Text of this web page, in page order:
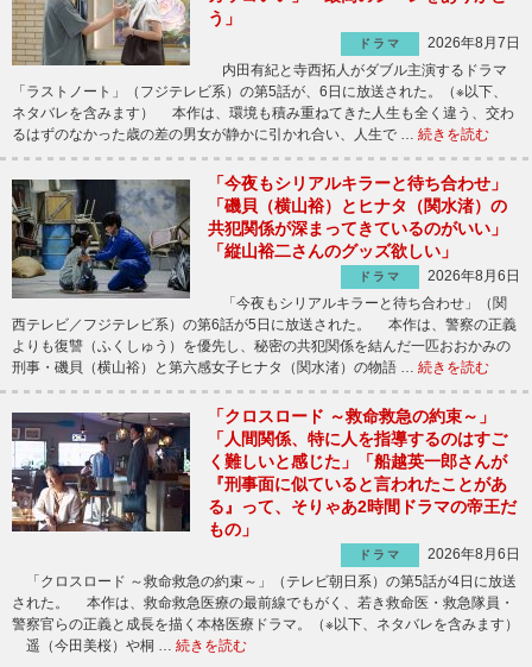
う」
ドラマ
2026年8月7日
内田有紀と寺西拓人がダブル主演するドラマ
「ラストノート」（フジテレビ系）の第5話が、6日に放送された。（※以下、
ネタバレを含みます） 本作は、環境も積み重ねてきた人生も全く違う、交わ
るはずのなかった歳の差の男女が静かに引かれ合い、人生で … 続きを読む
「今夜もシリアルキラーと待ち合わせ」
「磯貝（横山裕）とヒナタ（関水渚）の
共犯関係が深まってきているのがいい」
「縦山裕二さんのグッズ欲しい」
ドラマ
2026年8月6日
「今夜もシリアルキラーと待ち合わせ」（関
西テレビ／フジテレビ系）の第6話が5日に放送された。 本作は、警察の正義
よりも復讐（ふくしゅう）を優先し、秘密の共犯関係を結んだ一匹おおかみの
刑事・磯貝（横山裕）と第六感女子ヒナタ（関水渚）の物語 … 続きを読む
「クロスロード ～救命救急の約束～」
「人間関係、特に人を指導するのはすご
く難しいと感じた」「船越英一郎さんが
『刑事面に似ていると言われたことがあ
る』って、そりゃあ2時間ドラマの帝王だ
もの」
ドラマ
2026年8月6日
「クロスロード ～救命救急の約束～」（テレビ朝日系）の第5話が4日に放送
された。 本作は、救命救急医療の最前線でもがく、若き救命医・救急隊員・
警察官らの正義と成長を描く本格医療ドラマ。（※以下、ネタバレを含みます）
遥（今田美桜）や桐 … 続きを読む